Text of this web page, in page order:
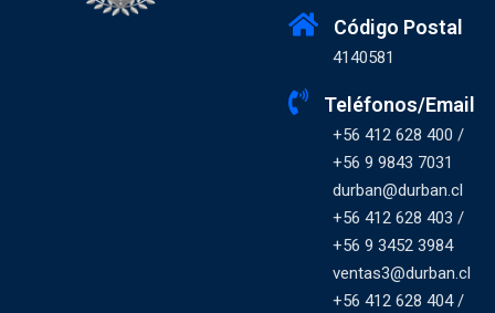
Código Postal
4140581
Teléfonos/Email
+56 412 628 400 /
+56 9 9843 7031
durban@durban.cl
+56 412 628 403 /
+56 9 3452 3984
ventas3@durban.cl
+56 412 628 404 /